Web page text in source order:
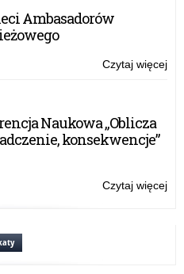
Ambasadorów
Czytaj więcej
Naukowa „Oblicza
konsekwencje”
Czytaj więcej